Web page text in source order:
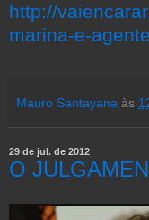
http://
marina-e-
Mauro Santayana às
29 de jul. de 2012
O